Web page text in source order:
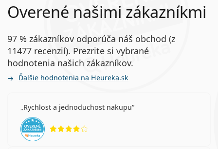
Overené našimi zákazníkmi
97 % zákazníkov odporúča náš obchod (z
11477 recenzií). Prezrite si vybrané
hodnotenia našich zákazníkov.
Ďalšie hodnotenia na Heureka.sk
Rychlost a jednoduchost nakupu